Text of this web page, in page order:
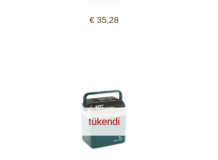
€ 35,28
tükendi